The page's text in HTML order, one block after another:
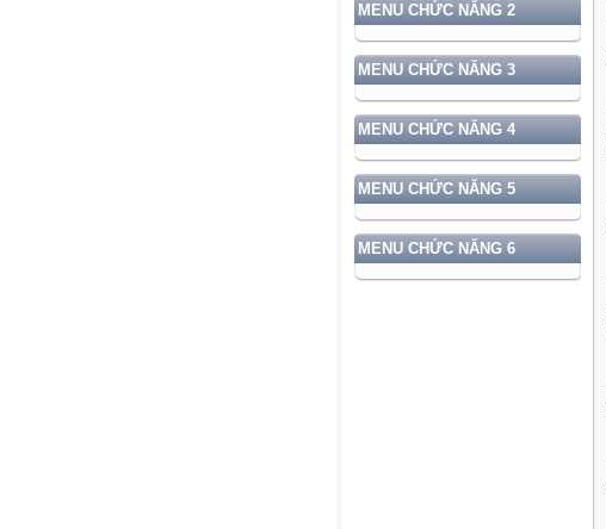
MENU CHỨC NĂNG 2
MENU CHỨC NĂNG 3
MENU CHỨC NĂNG 4
MENU CHỨC NĂNG 5
MENU CHỨC NĂNG 6